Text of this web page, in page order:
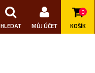
HLEDAT MŮJ ÚČET
0
KOŠÍK